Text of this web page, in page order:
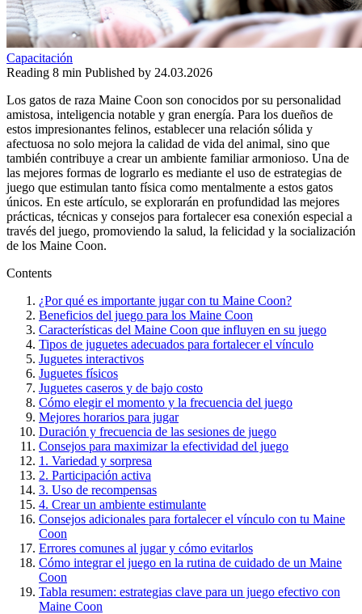
Capacitación
Reading 8 min Published by 24.03.2026
Los gatos de raza Maine Coon son conocidos por su personalidad
amistosa, inteligencia notable y gran energía. Para los dueños de
estos impresionantes felinos, establecer una relación sólida y
afectuosa no solo mejora la calidad de vida del animal, sino que
también contribuye a crear un ambiente familiar armonioso. Una de
las mejores formas de lograrlo es mediante el uso de estrategias de
juego que estimulan tanto física como mentalmente a estos gatos
únicos. En este artículo, se explorarán en profundidad las mejores
prácticas, técnicas y consejos para fortalecer esa conexión especial a
través del juego, promoviendo la salud, la felicidad y la socialización
de los Maine Coon.
Contents
¿Por qué es importante jugar con tu Maine Coon?
Beneficios del juego para los Maine Coon
Características del Maine Coon que influyen en su juego
Tipos de juguetes adecuados para fortalecer el vínculo
Juguetes interactivos
Juguetes físicos
Juguetes caseros y de bajo costo
Cómo elegir el momento y la frecuencia del juego
Mejores horarios para jugar
Duración y frecuencia de las sesiones de juego
Consejos para maximizar la efectividad del juego
1. Variedad y sorpresa
2. Participación activa
3. Uso de recompensas
4. Crear un ambiente estimulante
Consejos adicionales para fortalecer el vínculo con tu Maine
Coon
Errores comunes al jugar y cómo evitarlos
Cómo integrar el juego en la rutina de cuidado de un Maine
Coon
Tabla resumen: estrategias clave para un juego efectivo con
Maine Coon